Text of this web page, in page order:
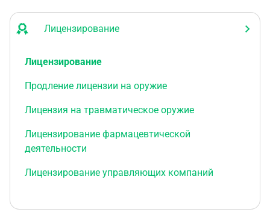
Лицензирование
Лицензирование
Продление лицензии на оружие
Лицензия на травматическое оружие
Лицензирование фармацевтической
деятельности
Лицензирование управляющих компаний